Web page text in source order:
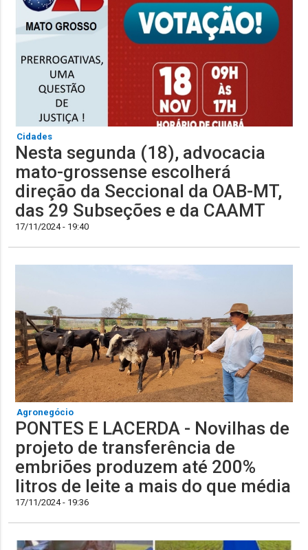
Cidades
Nesta segunda (18), advocacia
mato-grossense escolherá
direção da Seccional da OAB-MT,
das 29 Subseções e da CAAMT
17/11/2024 - 19:40
Agronegócio
PONTES E LACERDA - Novilhas de
projeto de transferência de
embriões produzem até 200%
litros de leite a mais do que média
17/11/2024 - 19:36